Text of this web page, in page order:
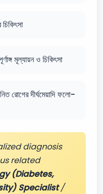
মূল্যায়ন ও চিকিৎসা
রোগের দীর্ঘমেয়াদি ফলো-
diagnosis
related
(Diabetes,
Specialist/